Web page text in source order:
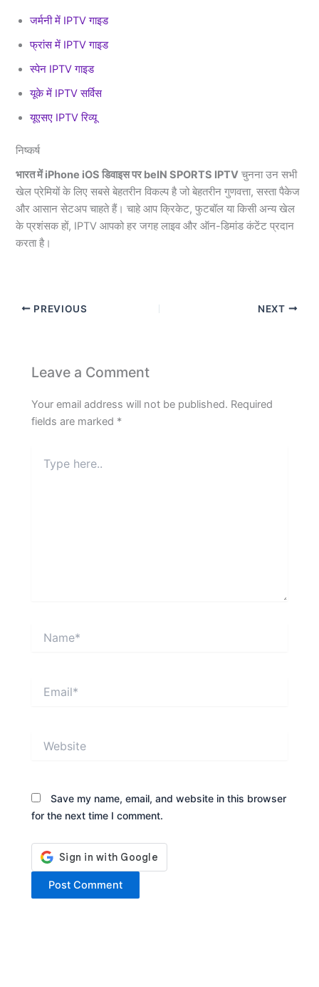
जर्मनी में IPTV गाइड
फ्रांस में IPTV गाइड
स्पेन IPTV गाइड
यूके में IPTV सर्विस
यूएसए IPTV रिव्यू
निष्कर्ष
भारत में iPhone iOS डिवाइस पर beIN SPORTS IPTV चुनना उन सभी
खेल प्रेमियों के लिए सबसे बेहतरीन विकल्प है जो बेहतरीन गुणवत्ता, सस्ता पैकेज
और आसान सेटअप चाहते हैं। चाहे आप क्रिकेट, फुटबॉल या किसी अन्य खेल
के प्रशंसक हों, IPTV आपको हर जगह लाइव और ऑन-डिमांड कंटेंट प्रदान
करता है।
PREVIOUS NEXT
Leave a Comment
Your email address will not be published. Required
fields are marked *
here..
Save my name, email, and website in this browser
for the next time I comment.